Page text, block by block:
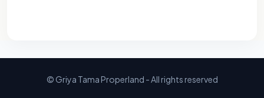
© Griya Tama Properland - All rights reserved